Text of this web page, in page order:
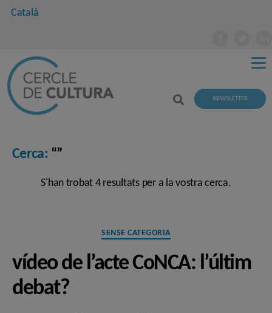
Català
NEWSLETTER
Cerca: “”
S'han trobat 4 resultats per a la vostra cerca.
Categories
SENSE CATEGORIA
vídeo de l’acte CoNCA: l’últim
debat?